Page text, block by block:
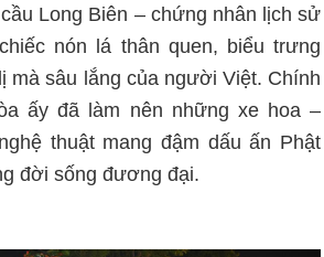
Long Biên – chứng nhân lịch sử
nón lá thân quen, biểu trưng
mà sâu lắng của người Việt. Chính
ấy đã làm nên những xe hoa –
thuật mang đậm dấu ấn Phật
đời sống đương đại.